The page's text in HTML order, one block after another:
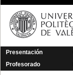
Saltar
contenido
Presentación
Profesorado